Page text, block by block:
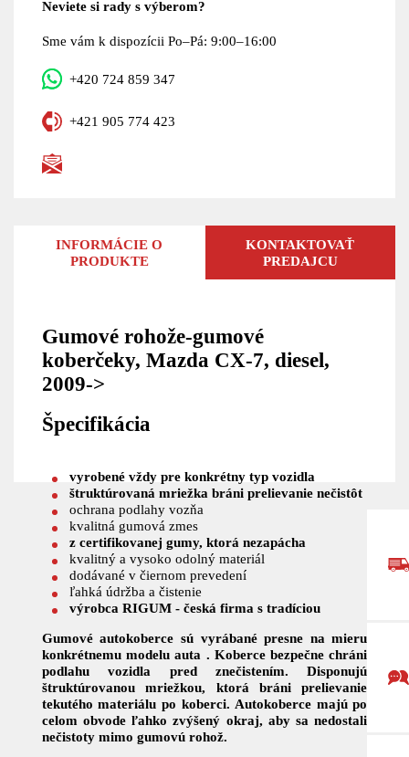
Neviete si rady s výberom?
Sme vám k dispozícii Po–Pá: 9:00–16:00
+420 724 859 347
+421 905 774 423
INFORMÁCIE O
PRODUKTE
KONTAKTOVAŤ
PREDAJCU
Gumové rohože-gumové
koberčeky, Mazda CX-7, diesel,
2009->
Špecifikácia
vyrobené vždy pre konkrétny typ vozidla
štruktúrovaná mriežka bráni prelievanie nečistôt
ochrana podlahy vozňa
kvalitná gumová zmes
z certifikovanej gumy, ktorá nezapácha
kvalitný a vysoko odolný materiál
dodávané v čiernom prevedení
ľahká údržba a čistenie
výrobca RIGUM - česká firma s tradíciou
Gumové autokoberce sú vyrábané presne na mieru
konkrétnemu modelu auta . Koberce bezpečne chráni
podlahu vozidla pred znečistením. Disponujú
štruktúrovanou mriežkou, ktorá bráni prelievanie
tekutého materiálu po koberci. Autokoberce majú po
celom obvode ľahko zvýšený okraj, aby sa nedostali
nečistoty mimo gumovú rohož.